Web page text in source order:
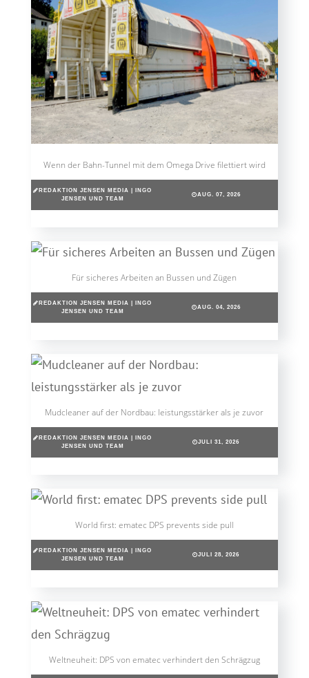
Wenn der Bahn-Tunnel mit dem Omega Drive filettiert wird
REDAKTION JENSEN MEDIA | INGO
JENSEN UND TEAM
AUG. 07, 2026
Für sicheres Arbeiten an Bussen und Zügen
REDAKTION JENSEN MEDIA | INGO
JENSEN UND TEAM
AUG. 04, 2026
Mudcleaner auf der Nordbau: leistungsstärker als je zuvor
REDAKTION JENSEN MEDIA | INGO
JENSEN UND TEAM
JULI 31, 2026
World first: ematec DPS prevents side pull
REDAKTION JENSEN MEDIA | INGO
JENSEN UND TEAM
JULI 28, 2026
Weltneuheit: DPS von ematec verhindert den Schrägzug